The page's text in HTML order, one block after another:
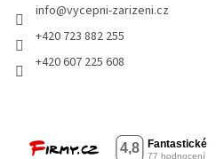
info@vycepni-zarizeni.cz
+420 723 882 255
+420 607 225 608